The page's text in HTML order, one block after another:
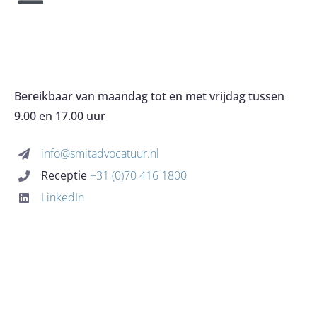
Toggle
KOSTEN
Bereikbaar van maandag tot en met vrijdag tussen
9.00 en 17.00 uur
info@smitadvocatuur.nl
Receptie +31 (0)70 416 1800
LinkedIn